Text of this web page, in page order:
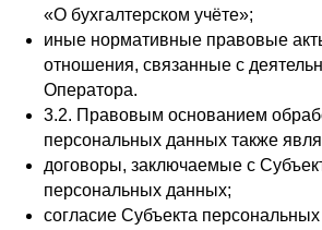
«О бухгалтерском учёте»;
иные нормативные правовые
отношения, связанные с
Оператора.
3.2. Правовым основанием
персональных данных также
договоры, заключаемые с
персональных данных;
согласие Субъекта